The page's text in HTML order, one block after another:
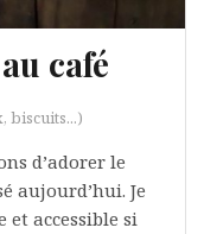
café
biscuits...)
d’adorer le
aujourd’hui. Je
et accessible si